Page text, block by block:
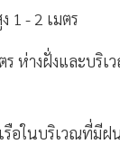
1 - 2 เมตร
ร ห่างฝั่งและบริเ
เรือในบริเวณที่มีฝ